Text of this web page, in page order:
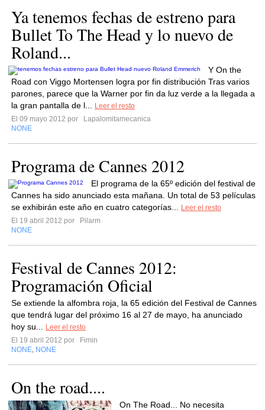
Ya tenemos fechas de estreno para
Bullet To The Head y lo nuevo de
Roland...
Y On the
Road con Viggo Mortensen logra por fin distribución Tras varios
parones, parece que la Warner por fin da luz verde a la llegada a
la gran pantalla de l...
Leer el resto
El 09 mayo 2012 por
Lapalomitamecanica
NONE
Programa de Cannes 2012
El programa de la 65º edición del festival de
Cannes ha sido anunciado esta mañana. Un total de 53 películas
se exhibirán este año en cuatro categorías...
Leer el resto
El 19 abril 2012 por
Pilarm
NONE
Festival de Cannes 2012:
Programación Oficial
Se extiende la alfombra roja, la 65 edición del Festival de Cannes
que tendrá lugar del próximo 16 al 27 de mayo, ha anunciado
hoy su...
Leer el resto
El 19 abril 2012 por
Fimin
NONE NONE
On the road....
On The Road... No necesita